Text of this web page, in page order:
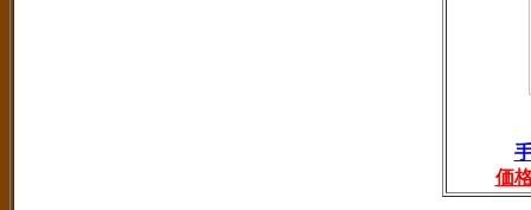
価